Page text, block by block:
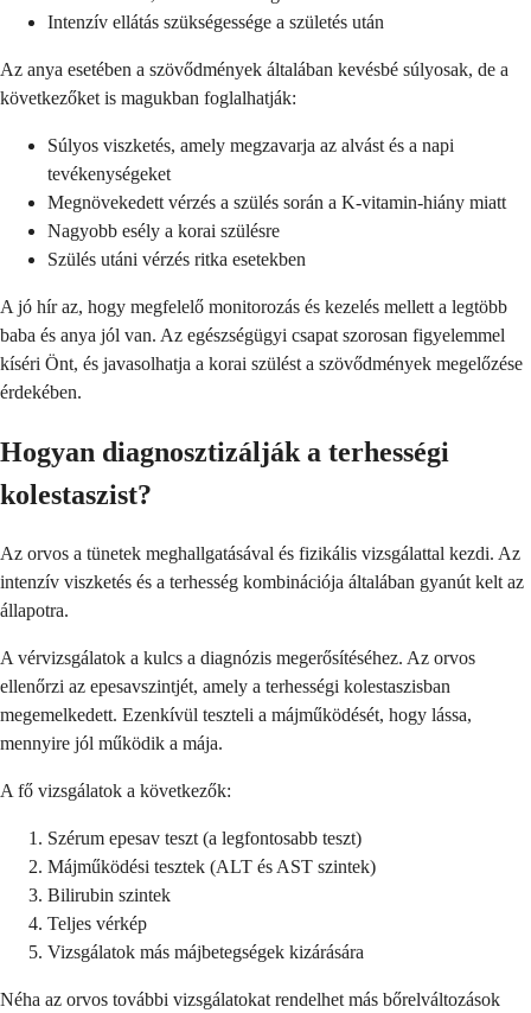
Intenzív ellátás szükségessége a születés után
Az anya esetében a szövődmények általában kevésbé súlyosak, de a
következőket is magukban foglalhatják:
Súlyos viszketés, amely megzavarja az alvást és a napi
tevékenységeket
Megnövekedett vérzés a szülés során a K-vitamin-hiány miatt
Nagyobb esély a korai szülésre
Szülés utáni vérzés ritka esetekben
A jó hír az, hogy megfelelő monitorozás és kezelés mellett a legtöbb
baba és anya jól van. Az egészségügyi csapat szorosan figyelemmel
kíséri Önt, és javasolhatja a korai szülést a szövődmények megelőzése
érdekében.
Hogyan diagnosztizálják a terhességi
kolestaszist?
Az orvos a tünetek meghallgatásával és fizikális vizsgálattal kezdi. Az
intenzív viszketés és a terhesség kombinációja általában gyanút kelt az
állapotra.
A vérvizsgálatok a kulcs a diagnózis megerősítéséhez. Az orvos
ellenőrzi az epesavszintjét, amely a terhességi kolestaszisban
megemelkedett. Ezenkívül teszteli a májműködését, hogy lássa,
mennyire jól működik a mája.
A fő vizsgálatok a következők:
Szérum epesav teszt (a legfontosabb teszt)
Májműködési tesztek (ALT és AST szintek)
Bilirubin szintek
Teljes vérkép
Vizsgálatok más májbetegségek kizárására
Néha az orvos további vizsgálatokat rendelhet más bőrelváltozások